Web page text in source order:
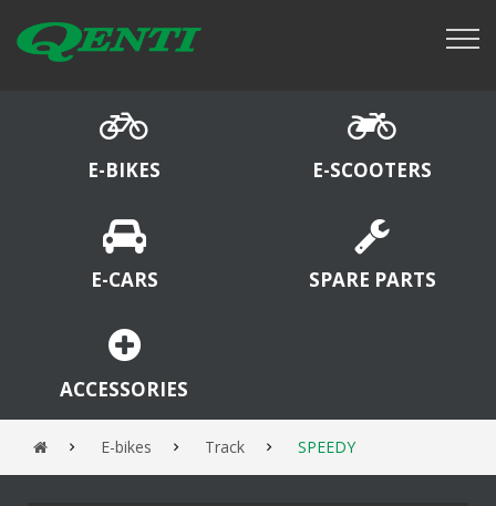
E-BIKES E-SCOOTERS
E-CARS SPARE PARTS
ACCESSORIES
E-bikes Track SPEEDY